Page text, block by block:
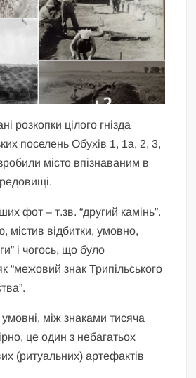
розкопки цілого гнізда
поселень Обухів 1, 1а, 2, 3,
місто впізнаваним в
фот – т.зв. “другий камінь”.
містив відбитки, умовно,
і чогось, що було
“межовий знак Трипільського
умовні, між знаками тисяча
це один з небагатьох
(ритуальних) артефактів